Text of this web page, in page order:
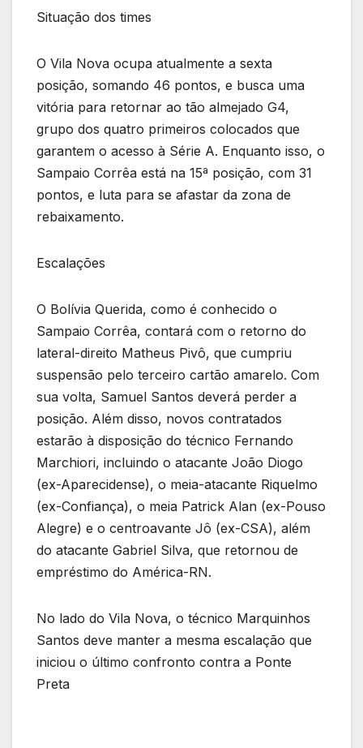
Situação dos times
O Vila Nova ocupa atualmente a sexta
posição, somando 46 pontos, e busca uma
vitória para retornar ao tão almejado G4,
grupo dos quatro primeiros colocados que
garantem o acesso à Série A. Enquanto isso, o
Sampaio Corrêa está na 15ª posição, com 31
pontos, e luta para se afastar da zona de
rebaixamento.
Escalações
O Bolívia Querida, como é conhecido o
Sampaio Corrêa, contará com o retorno do
lateral-direito Matheus Pivô, que cumpriu
suspensão pelo terceiro cartão amarelo. Com
sua volta, Samuel Santos deverá perder a
posição. Além disso, novos contratados
estarão à disposição do técnico Fernando
Marchiori, incluindo o atacante João Diogo
(ex-Aparecidense), o meia-atacante Riquelmo
(ex-Confiança), o meia Patrick Alan (ex-Pouso
Alegre) e o centroavante Jô (ex-CSA), além
do atacante Gabriel Silva, que retornou de
empréstimo do América-RN.
No lado do Vila Nova, o técnico Marquinhos
Santos deve manter a mesma escalação que
iniciou o último confronto contra a Ponte
Preta